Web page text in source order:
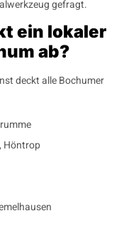
gefragt.
ein lokaler
ab?
deckt alle Bochumer
Höntrop